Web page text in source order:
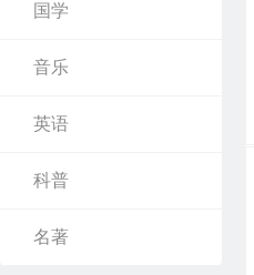
国学
音乐
英语
科普
名著